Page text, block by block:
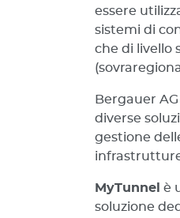
essere
sistemi di
che di livello
Bergauer
diverse
gestione
MyTunnel è
soluzione